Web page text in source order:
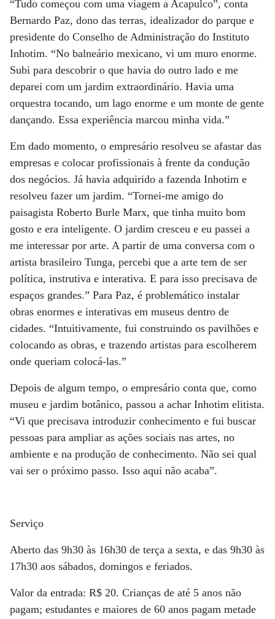
“Tudo começou com uma viagem a Acapulco”, conta
Bernardo Paz, dono das terras, idealizador do parque e
presidente do Conselho de Administração do Instituto
Inhotim. “No balneário mexicano, vi um muro enorme.
Subi para descobrir o que havia do outro lado e me
deparei com um jardim extraordinário. Havia uma
orquestra tocando, um lago enorme e um monte de gente
dançando. Essa experiência marcou minha vida.”
Em dado momento, o empresário resolveu se afastar das
empresas e colocar profissionais à frente da condução
dos negócios. Já havia adquirido a fazenda Inhotim e
resolveu fazer um jardim. “Tornei-me amigo do
paisagista Roberto Burle Marx, que tinha muito bom
gosto e era inteligente. O jardim cresceu e eu passei a
me interessar por arte. A partir de uma conversa com o
artista brasileiro Tunga, percebi que a arte tem de ser
política, instrutiva e interativa. E para isso precisava de
espaços grandes.” Para Paz, é problemático instalar
obras enormes e interativas em museus dentro de
cidades. “Intuitivamente, fui construindo os pavilhões e
colocando as obras, e trazendo artistas para escolherem
onde queriam colocá-las.”
Depois de algum tempo, o empresário conta que, como
museu e jardim botânico, passou a achar Inhotim elitista.
“Vi que precisava introduzir conhecimento e fui buscar
pessoas para ampliar as ações sociais nas artes, no
ambiente e na produção de conhecimento. Não sei qual
vai ser o próximo passo. Isso aqui não acaba”.
Serviço
Aberto das 9h30 às 16h30 de terça a sexta, e das 9h30 às
17h30 aos sábados, domingos e feriados.
Valor da entrada: R$ 20. Crianças de até 5 anos não
pagam; estudantes e maiores de 60 anos pagam metade